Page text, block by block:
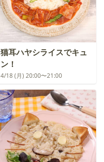
猫耳ハヤシライスでキュ
ン！
4/18 (月) 20:00〜21:00